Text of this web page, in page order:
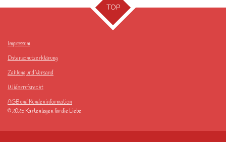
TOP
Impressum
Datenschutzerklärung
Zahlung und Versand
Widerrufsrecht
AGB und Kundeninformation
© 2025 Kartenlegen für die Liebe